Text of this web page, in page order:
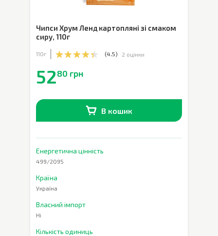
Чипси Хрум Ленд картопляні зі смаком
сиру, 110г
110г (4.5) 2 оцінки
5280 грн
В кошик
Енергетична цінність
499/2095
Країна
Україна
Власний імпорт
Ні
Кількість одиниць